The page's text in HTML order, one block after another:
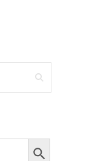
Search Button